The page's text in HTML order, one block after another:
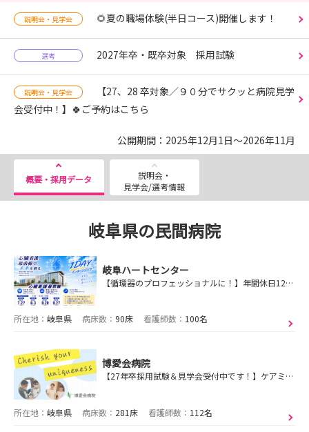
説明会・見学会 🌻夏の職場体験(半日コース)開催します！
選考 2027年卒・既卒対象 採用試験
説明会・見学会
【27、28 卒対象／９０分でサクッと病院見学
会受付中！】🍀ご予約はこちら
公開期間：2025年12月1日～2026年11月
概要・採用データ
説明会・
見学会/選考情報
岐阜県の民間病院
岐阜ハートセンター
【循環器のプロフェッショナルに！】年間休日125日岐阜県で心疾患の急性期から慢性期まで命を守り、暮らしを守る看護を実践する循環器専門病院です。
所在地： 岐阜県 病床数： 90床 看護師数： 100名
博愛会病院
【27年卒採用試験＆見学会受付中です！】ケアミックス病院であなたらしいキャリアを選択しながら働けます！まずはエントリーをお願いします！
所在地： 岐阜県 病床数： 281床 看護師数： 112名